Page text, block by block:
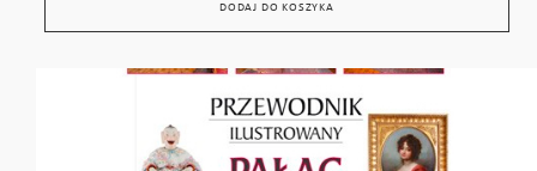
DODAJ DO KOSZYKA